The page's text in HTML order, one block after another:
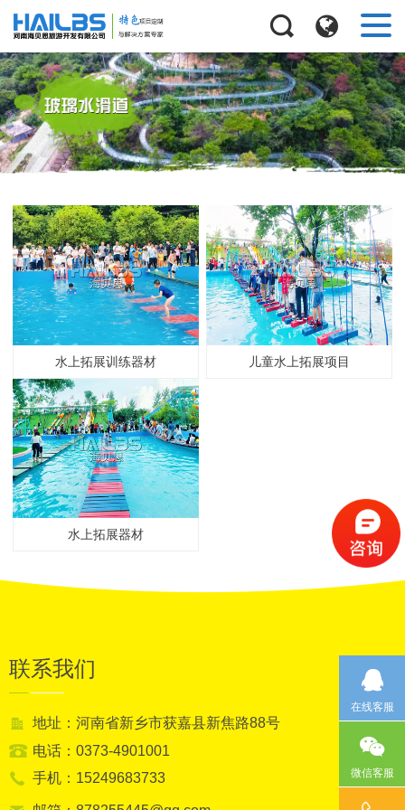
水上拓展训练器材 儿童水上拓展项目
水上拓展器材
联系我们
地址：河南省新乡市获嘉县新焦路88号
电话：0373-4901001
手机：15249683733
在线客服
微信客服